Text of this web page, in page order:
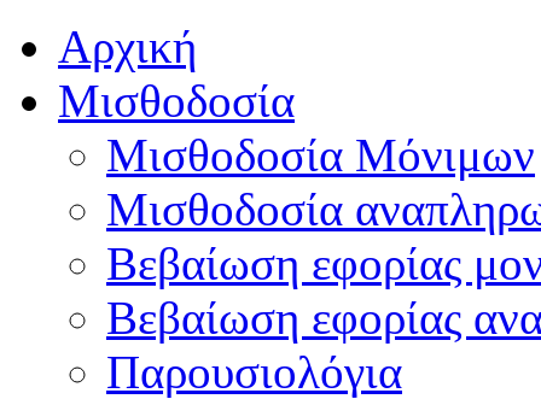
Αρχική
Μισθοδοσία
Μισθοδοσία Μόνιμων
Μισθοδοσία
Βεβαίωση εφορίας
Βεβαίωση εφορίας
Παρουσιολόγια